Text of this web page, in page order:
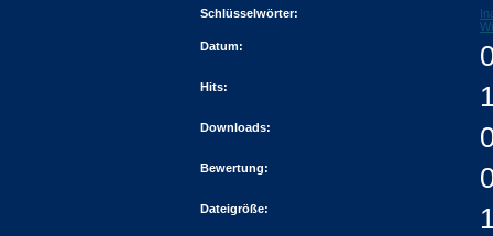
Schlüsselwörter:
Datum:
Hits:
Downloads:
Bewertung:
Dateigröße: